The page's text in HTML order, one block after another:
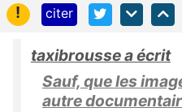
!
citer
taxibrousse a écrit
Sauf, que les
autre